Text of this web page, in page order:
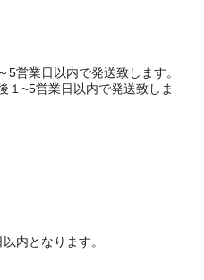
営業日以内で発送致します。
１~5営業日以内で発送致しま
内となります。